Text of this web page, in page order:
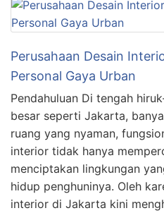
Perusahaan Desain
Personal Gaya Urban
Pendahuluan Di tengah
besar seperti Jakarta,
ruang yang nyaman,
interior tidak hanya
menciptakan lingkungan
hidup penghuninya. Oleh
interior di Jakarta kini